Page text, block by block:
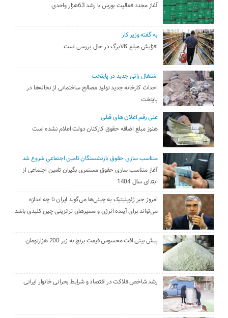
آغاز مجدد فعالیت بورس با رشد 63هزار واحدی
به گفته وزیر کار
افزایش مبلغ کالابرگ در حال بررسی است
اشتغال زائی جدید در پایتخت
احداث کارخانه جدید تولید مصالح ساختمانی از نخاله‌ها در
پایتخت
علی رقم اعلان های قبلی
هنوز مبلغ اضافه حقوق کارکنان دولت اعلام نشده است
متناسب سازی حقوق بازنشستگان تامین اجتماعی شروع شد
آغاز متناسب سازی حقوق مستمری بگیران تامین اجتماعی از
ابتدای سال 1404
امروز جبر ژئوپلیتیک به چینی‌ها می‌گوید ایران تا چه اندازه
می‌تواند برای آینده انرژی و مسیرهای ترانزیتی چین کلیدی باشد
پیش بینی افت محسوس قیمت برنج به زیر 200 هزارتومان
رشد شاخص فلاکت در اقتصاد و شرایط بحرانی خانوار ایرانی